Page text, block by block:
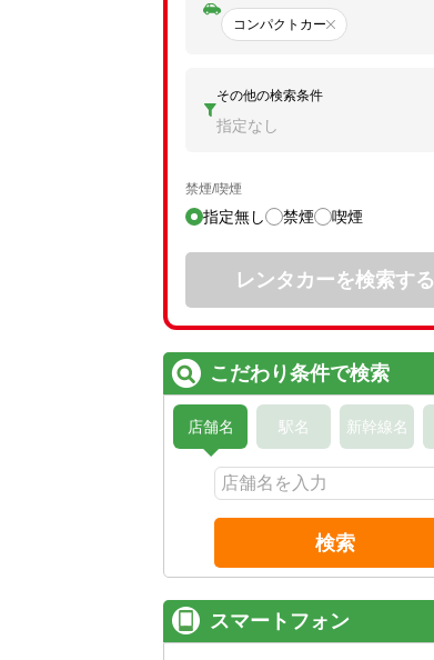
コンパクトカー
その他の検索条件
指定なし
禁煙/喫煙
指定無し 禁煙 喫煙
レンタカーを検索する
こだわり条件で検索
店舗名 駅名 新幹線名
検索
スマートフォン